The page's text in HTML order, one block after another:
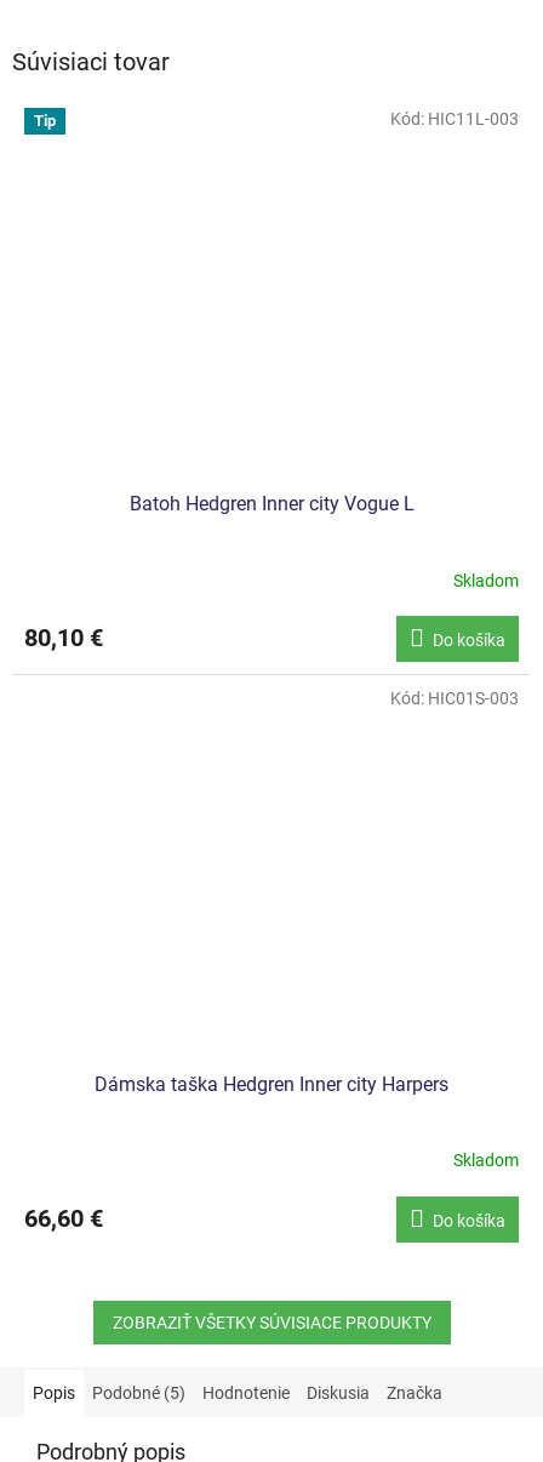
Súvisiaci tovar
Tip
Batoh Hedgren Inner city Vogue L
Skladom
80,10 € Do košíka
Kód: HIC11L-003
Dámska taška Hedgren Inner city Harpers
Skladom
66,60 € Do košíka
Kód: HIC01S-003
ZOBRAZIŤ VŠETKY SÚVISIACE PRODUKTY
Popis Podobné (5) Hodnotenie Diskusia Značka
Podrobný popis